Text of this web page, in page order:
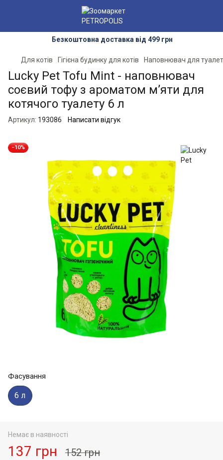
Безкоштовна доставка від 499 грн
Для котів Гігієна будинку для котів Наповнювач для
Lucky Pet Tofu Mint - наповнювач
соєвий тофу з ароматом м’яти для
котячого туалету 6 л
Артикул: 193086 Написати відгук
−10%
Фасування
6 л
Немає в наявності
137 грн 152 грн